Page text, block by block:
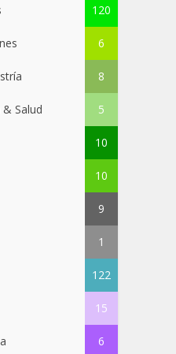
120
6
8
Salud 5
10
10
9
1
122
15
6